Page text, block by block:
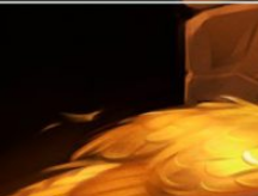
корректируем
энергии
в
доме